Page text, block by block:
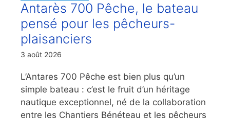
Antarès 700 Pêche, le bateau
pensé pour les pêcheurs-
plaisanciers
3 août 2026
L’Antares 700 Pêche est bien plus qu’un
simple bateau : c’est le fruit d’un héritage
nautique exceptionnel, né de la collaboration
entre les Chantiers Bénéteau et les pêcheurs